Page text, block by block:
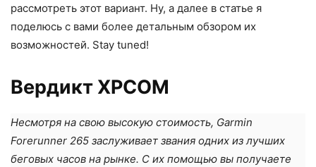
рассмотреть этот вариант. Ну, а далее в статье я
поделюсь с вами более детальным обзором их
возможностей. Stay tuned!
Вердикт XPCOM
Несмотря на свою высокую стоимость, Garmin
Forerunner 265 заслуживает звания одних из лучших
беговых часов на рынке. С их помощью вы получаете